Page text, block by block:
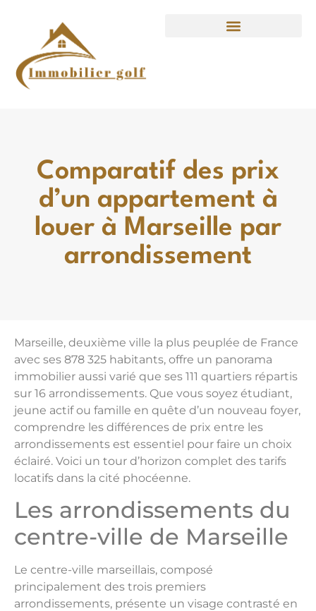
Comparatif des prix
d’un appartement à
louer à Marseille par
arrondissement
Marseille, deuxième ville la plus peuplée de France
avec ses 878 325 habitants, offre un panorama
immobilier aussi varié que ses 111 quartiers répartis
sur 16 arrondissements. Que vous soyez étudiant,
jeune actif ou famille en quête d’un nouveau foyer,
comprendre les différences de prix entre les
arrondissements est essentiel pour faire un choix
éclairé. Voici un tour d’horizon complet des tarifs
locatifs dans la cité phocéenne.
Les arrondissements du
centre-ville de Marseille
Le centre-ville marseillais, composé
principalement des trois premiers
arrondissements, présente un visage contrasté en